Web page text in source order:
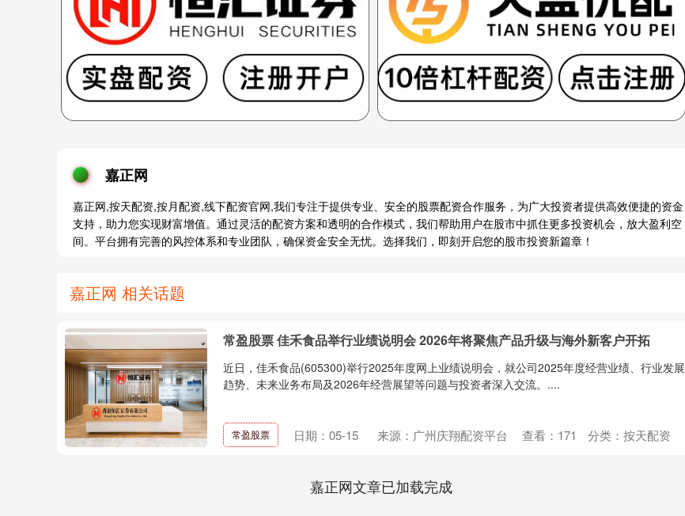
嘉正网
嘉正网,按天配资,按月配资,线下配资官网,我们专注于提供专业、安全的股票配资合作服务，为广大投资者提供高效便捷的资金
支持，助力您实现财富增值。通过灵活的配资方案和透明的合作模式，我们帮助用户在股市中抓住更多投资机会，放大盈利空
间。平台拥有完善的风控体系和专业团队，确保资金安全无忧。选择我们，即刻开启您的股市投资新篇章！
嘉正网 相关话题
常盈股票 佳禾食品举行业绩说明会 2026年将聚焦产品升级与海外新客户开拓
近日，佳禾食品(605300)举行2025年度网上业绩说明会，就公司2025年度经营业绩、行业发展
趋势、未来业务布局及2026年经营展望等问题与投资者深入交流。....
常盈股票 日期：05-15 来源：广州庆翔配资平台 查看： 171 分类：按天配资
嘉正网文章已加载完成